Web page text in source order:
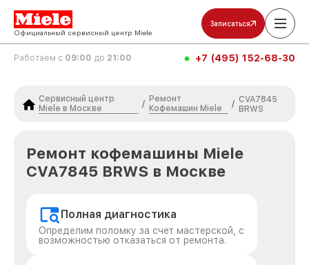
Официальный сервисный центр Miele
Записаться
Работаем с 09:00 до 21:00 +7 (495) 152-68-30
Сервисный центр
Miele в Москве
/
Ремонт
Кофемашин Miele
/ CVA7845
BRWS
Ремонт кофемашины Miele
CVA7845 BRWS в Москве
Полная диагностика
Определим поломку за счет мастерской, с
возможностью отказаться от ремонта.